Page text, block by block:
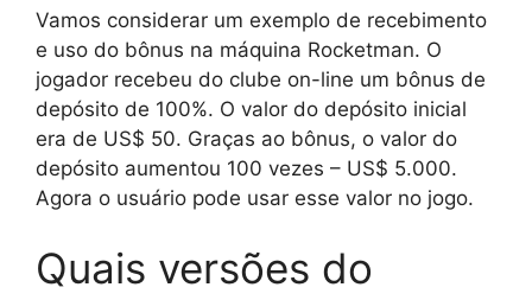
Vamos considerar um exemplo de recebimento
e uso do bônus na máquina Rocketman. O
jogador recebeu do clube on-line um bônus de
depósito de 100%. O valor do depósito inicial
era de US$ 50. Graças ao bônus, o valor do
depósito aumentou 100 vezes – US$ 5.000.
Agora o usuário pode usar esse valor no jogo.
Quais versões do